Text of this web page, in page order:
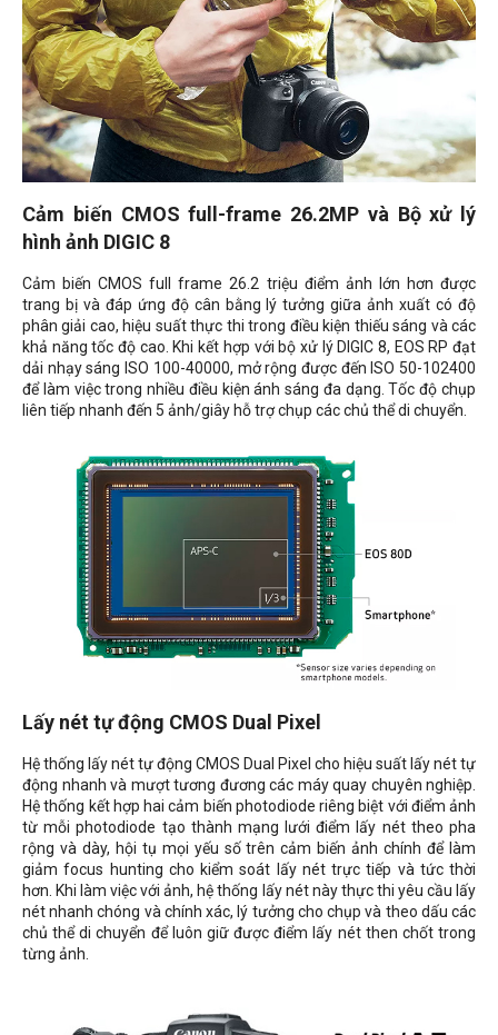
Cảm biến CMOS full-frame 26.2MP và Bộ xử lý
hình ảnh DIGIC 8
Cảm biến CMOS full frame 26.2 triệu điểm ảnh lớn hơn được
trang bị và đáp ứng độ cân bằng lý tưởng giữa ảnh xuất có độ
phân giải cao, hiệu suất thực thi trong điều kiện thiếu sáng và các
khả năng tốc độ cao. Khi kết hợp với bộ xử lý DIGIC 8, EOS RP đạt
dải nhạy sáng ISO 100-40000, mở rộng được đến ISO 50-102400
để làm việc trong nhiều điều kiện ánh sáng đa dạng. Tốc độ chụp
liên tiếp nhanh đến 5 ảnh/giây hỗ trợ chụp các chủ thể di chuyển.
Lấy nét tự động CMOS Dual Pixel
Hệ thống lấy nét tự động CMOS Dual Pixel cho hiệu suất lấy nét tự
động nhanh và mượt tương đương các máy quay chuyên nghiệp.
Hệ thống kết hợp hai cảm biến photodiode riêng biệt với điểm ảnh
từ mỗi photodiode tạo thành mạng lưới điểm lấy nét theo pha
rộng và dày, hội tụ mọi yếu số trên cảm biến ảnh chính để làm
giảm focus hunting cho kiểm soát lấy nét trực tiếp và tức thời
hơn. Khi làm việc với ảnh, hệ thống lấy nét này thực thi yêu cầu lấy
nét nhanh chóng và chính xác, lý tưởng cho chụp và theo dấu các
chủ thể di chuyển để luôn giữ được điểm lấy nét then chốt trong
từng ảnh.